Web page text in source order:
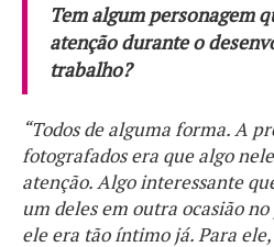
Tem algum personagem
atenção durante o
trabalho?
“Todos de alguma forma. A
fotografados era que algo
atenção. Algo interessante
um deles em outra ocasião
ele era tão íntimo já. Para